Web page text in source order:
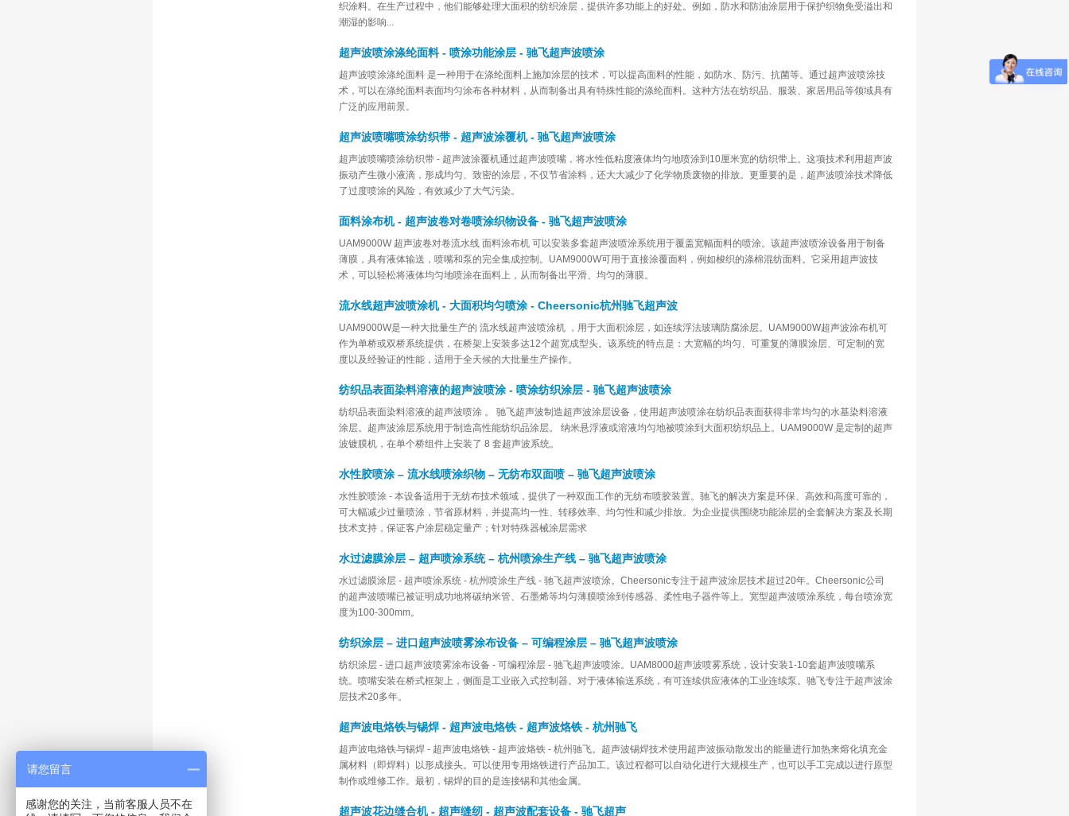
织涂料。在生产过程中，他们能够处理大面积的纺织涂层，提供许多功能上的好处。例如，防水和防油涂层用于保护织物免受溢出和
潮湿的影响...
超声波喷涂涤纶面料 - 喷涂功能涂层 - 驰飞超声波喷涂
超声波喷涂涤纶面料 是一种用于在涤纶面料上施加涂层的技术，可以提高面料的性能，如防水、防污、抗菌等。通过超声波喷涂技
术，可以在涤纶面料表面均匀涂布各种材料，从而制备出具有特殊性能的涤纶面料。这种方法在纺织品、服装、家居用品等领域具有
广泛的应用前景。
超声波喷嘴喷涂纺织带 - 超声波涂覆机 - 驰飞超声波喷涂
超声波喷嘴喷涂纺织带 - 超声波涂覆机通过超声波喷嘴，将水性低粘度液体均匀地喷涂到10厘米宽的纺织带上。这项技术利用超声波
振动产生微小液滴，形成均匀、致密的涂层，不仅节省涂料，还大大减少了化学物质废物的排放。更重要的是，超声波喷涂技术降低
了过度喷涂的风险，有效减少了大气污染。
面料涂布机 - 超声波卷对卷喷涂织物设备 - 驰飞超声波喷涂
UAM9000W 超声波卷对卷流水线 面料涂布机 可以安装多套超声波喷涂系统用于覆盖宽幅面料的喷涂。该超声波喷涂设备用于制备
薄膜，具有液体输送，喷嘴和泵的完全集成控制。UAM9000W可用于直接涂覆面料，例如梭织的涤棉混纺面料。它采用超声波技
术，可以轻松将液体均匀地喷涂在面料上，从而制备出平滑、均匀的薄膜。
流水线超声波喷涂机 - 大面积均匀喷涂 - Cheersonic杭州驰飞超声波
UAM9000W是一种大批量生产的 流水线超声波喷涂机 ，用于大面积涂层，如连续浮法玻璃防腐涂层。UAM9000W超声波涂布机可
作为单桥或双桥系统提供，在桥架上安装多达12个超宽成型头。该系统的特点是：大宽幅的均匀、可重复的薄膜涂层、可定制的宽
度以及经验证的性能，适用于全天候的大批量生产操作。
纺织品表面染料溶液的超声波喷涂 - 喷涂纺织涂层 - 驰飞超声波喷涂
纺织品表面染料溶液的超声波喷涂 。 驰飞超声波制造超声波涂层设备，使用超声波喷涂在纺织品表面获得非常均匀的水基染料溶液
涂层。超声波涂层系统用于制造高性能纺织品涂层。 纳米悬浮液或溶液均匀地被喷涂到大面积纺织品上。UAM9000W 是定制的超声
波镀膜机，在单个桥组件上安装了 8 套超声波系统。
水性胶喷涂 – 流水线喷涂织物 – 无纺布双面喷 – 驰飞超声波喷涂
水性胶喷涂 - 本设备适用于无纺布技术领域，提供了一种双面工作的无纺布喷胶装置。驰飞的解决方案是环保、高效和高度可靠的，
可大幅减少过量喷涂，节省原材料，并提高均一性、转移效率、均匀性和减少排放。为企业提供围绕功能涂层的全套解决方案及长期
技术支持，保证客户涂层稳定量产；针对特殊器械涂层需求
水过滤膜涂层 – 超声喷涂系统 – 杭州喷涂生产线 – 驰飞超声波喷涂
水过滤膜涂层 - 超声喷涂系统 - 杭州喷涂生产线 - 驰飞超声波喷涂。Cheersonic专注于超声波涂层技术超过20年。Cheersonic公司
的超声波喷嘴已被证明成功地将碳纳米管、石墨烯等均匀薄膜喷涂到传感器、柔性电子器件等上。宽型超声波喷涂系统，每台喷涂宽
度为100-300mm。
纺织涂层 – 进口超声波喷雾涂布设备 – 可编程涂层 – 驰飞超声波喷涂
纺织涂层 - 进口超声波喷雾涂布设备 - 可编程涂层 - 驰飞超声波喷涂。UAM8000超声波喷雾系统，设计安装1-10套超声波喷嘴系
统。喷嘴安装在桥式框架上，侧面是工业嵌入式控制器。对于液体输送系统，有可连续供应液体的工业连续泵。驰飞专注于超声波涂
层技术20多年。
超声波电烙铁与锡焊 - 超声波电烙铁 - 超声波烙铁 - 杭州驰飞
超声波电烙铁与锡焊 - 超声波电烙铁 - 超声波烙铁 - 杭州驰飞。超声波锡焊技术使用超声波振动散发出的能量进行加热来熔化填充金
属材料（即焊料）以形成接头。可以使用专用烙铁进行产品加工。该过程都可以自动化进行大规模生产，也可以手工完成以进行原型
制作或维修工作。最初，锡焊的目的是连接锡和其他金属。
超声波花边缝合机 - 超声缝纫 - 超声波配套设备 - 驰飞超声
请您留言
感谢您的关注，当前客服人员不在